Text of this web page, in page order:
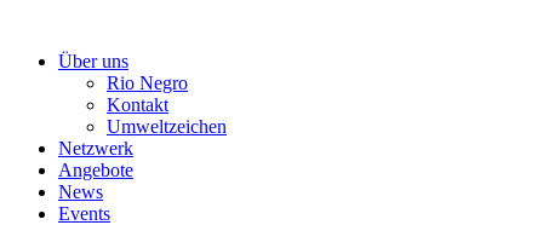
Über uns
Rio Negro
Kontakt
Umweltzeichen
Netzwerk
Angebote
News
Events